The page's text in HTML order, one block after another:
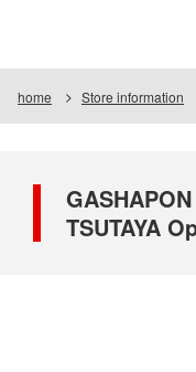
home Store information
TSUTAYA